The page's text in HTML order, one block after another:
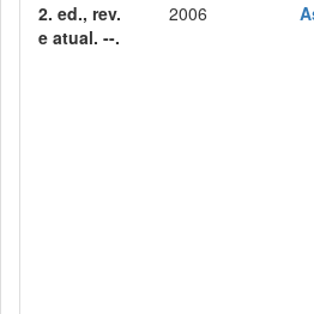
2. ed., rev.
e atual. --.
2006